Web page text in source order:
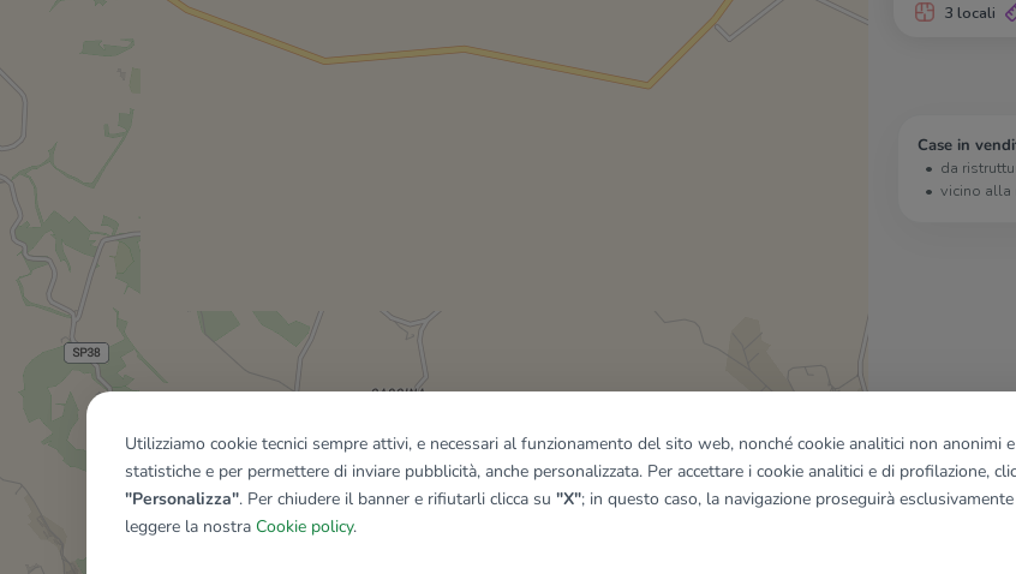
3 locali
Case in
da
vicino alla
Mostra tutti gli immobili del riquadro
Utilizziamo cookie tecnici sempre attivi, e necessari al funzionamento del sito web, nonché cookie analitici non anonimi
statistiche e per permettere di inviare pubblicità, anche personalizzata. Per accettare i cookie analitici e di profilazione,
"Personalizza". Per chiudere il banner e rifiutarli clicca su "X"; in questo caso, la navigazione proseguirà
leggere la nostra Cookie policy.